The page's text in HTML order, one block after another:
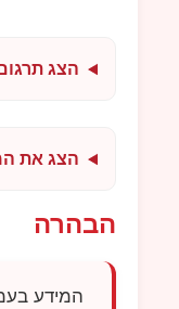
הצג
הצג את
הבהרה
המידע